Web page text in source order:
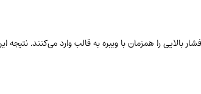
بالایی را همزمان با ویبره به قالب وارد می‌کنند. نتیجه